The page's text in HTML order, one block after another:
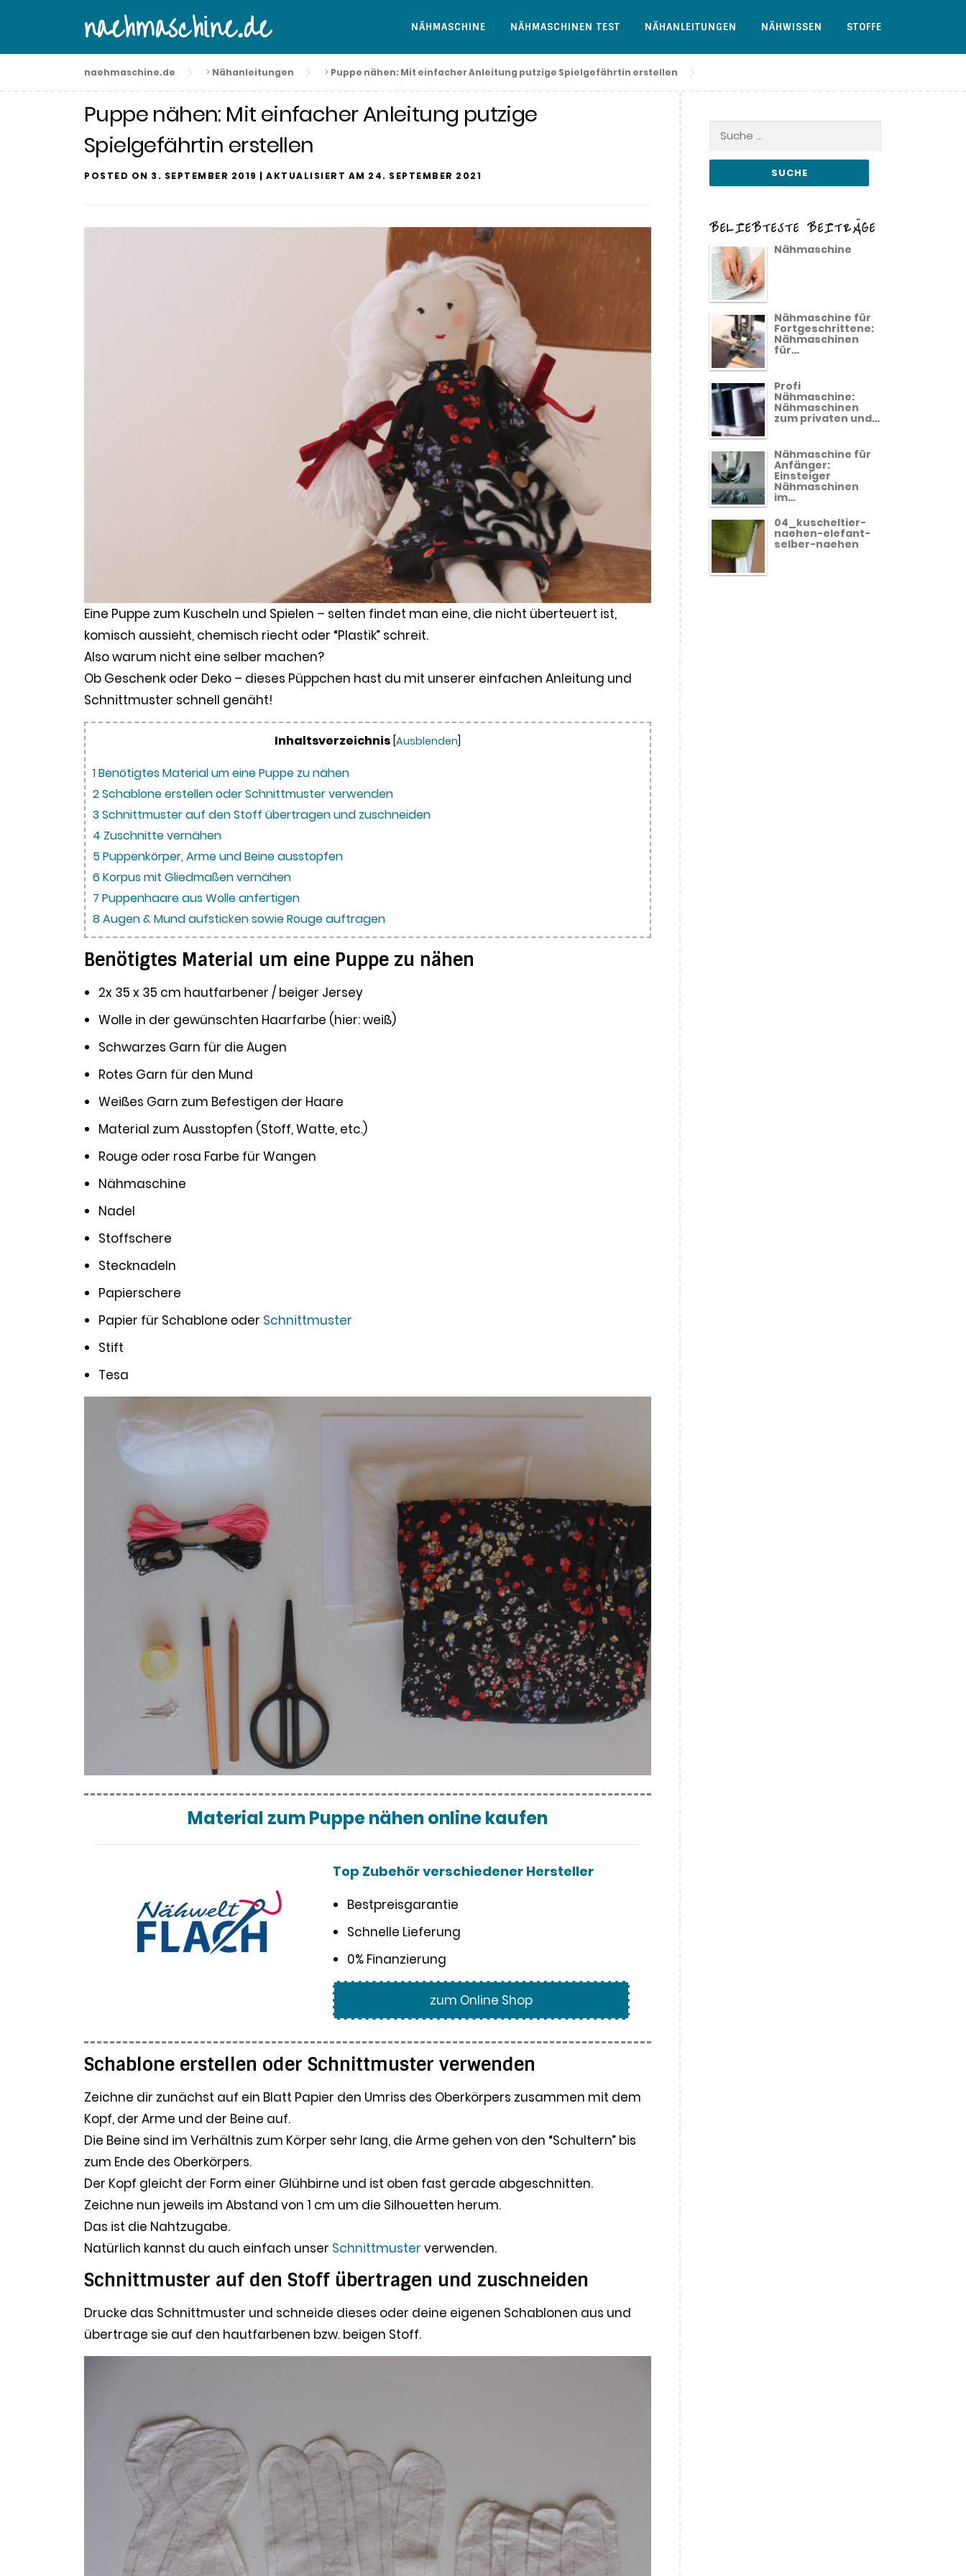
content
naehmaschine.de NÄHMASCHINE NÄHMASCHINEN TEST NÄHANLEITUNGEN NÄHWISSEN STOFFE
naehmaschine.de > Nähanleitungen > Puppe nähen: Mit einfacher Anleitung putzige Spielgefährtin erstellen
Puppe nähen: Mit einfacher Anleitung putzige
Spielgefährtin erstellen
POSTED ON 3. SEPTEMBER 2019 | AKTUALISIERT AM 24. SEPTEMBER 2021
Eine Puppe zum Kuscheln und Spielen – selten findet man eine, die nicht überteuert ist,
komisch aussieht, chemisch riecht oder “Plastik” schreit.
Also warum nicht eine selber machen?
Ob Geschenk oder Deko – dieses Püppchen hast du mit unserer einfachen Anleitung und
Schnittmuster schnell genäht!
Inhaltsverzeichnis [Ausblenden]
1Benötigtes Material um eine Puppe zu nähen
2Schablone erstellen oder Schnittmuster verwenden
3Schnittmuster auf den Stoff übertragen und zuschneiden
4 Zuschnitte vernähen
5Puppenkörper, Arme und Beine ausstopfen
6 Korpus mit Gliedmaßen vernähen
7 Puppenhaare aus Wolle anfertigen
8Augen & Mund aufsticken sowie Rouge auftragen
Benötigtes Material um eine Puppe zu nähen
2x 35 x 35 cm hautfarbener / beiger Jersey
Wolle in der gewünschten Haarfarbe (hier: weiß)
Schwarzes Garn für die Augen
Rotes Garn für den Mund
Weißes Garn zum Befestigen der Haare
Material zum Ausstopfen (Stoff, Watte, etc.)
Rouge oder rosa Farbe für Wangen
Nähmaschine
Nadel
Stoffschere
Stecknadeln
Papierschere
Papier für Schablone oder Schnittmuster
Stift
Tesa
Material zum Puppe nähen online kaufen
Top Zubehör verschiedener Hersteller
Bestpreisgarantie
Schnelle Lieferung
0% Finanzierung
zum Online Shop
Schablone erstellen oder Schnittmuster verwenden
Zeichne dir zunächst auf ein Blatt Papier den Umriss des Oberkörpers zusammen mit dem
Kopf, der Arme und der Beine auf.
Die Beine sind im Verhältnis zum Körper sehr lang, die Arme gehen von den “Schultern” bis
zum Ende des Oberkörpers.
Der Kopf gleicht der Form einer Glühbirne und ist oben fast gerade abgeschnitten.
Zeichne nun jeweils im Abstand von 1 cm um die Silhouetten herum.
Das ist die Nahtzugabe.
Natürlich kannst du auch einfach unser Schnittmuster verwenden.
Schnittmuster auf den Stoff übertragen und zuschneiden
Drucke das Schnittmuster und schneide dieses oder deine eigenen Schablonen aus und
übertrage sie auf den hautfarbenen bzw. beigen Stoff.
Suche
BELIEBTESTE BEITRÄGE
Nähmaschine
Nähmaschine für
Fortgeschrittene:
Nähmaschinen
für…
Profi
Nähmaschine:
Nähmaschinen
zum privaten und…
Nähmaschine für
Anfänger:
Einsteiger
Nähmaschinen
im…
04_kuscheltier-
naehen-elefant-
selber-naehen